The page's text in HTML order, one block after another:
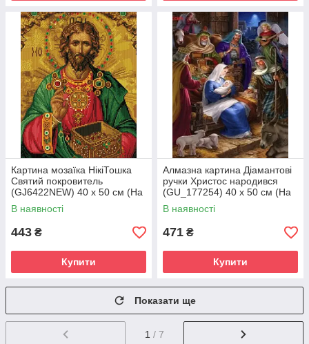
Картина мозаїка НікіТошка
Святий покровитель
(GJ6422NEW) 40 х 50 см (На
підрамнику)
В наявності
443 ₴
Купити
Алмазна картина Діамантові
ручки Христос народився
(GU_177254) 40 х 50 см (На
підрамнику)
В наявності
471 ₴
Купити
Показати ще
1 / 7